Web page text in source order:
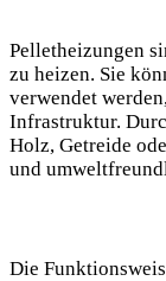
Pelletheizungen
zu heizen. Sie
verwendet
Infrastruktur.
Holz, Getreide
und
Die